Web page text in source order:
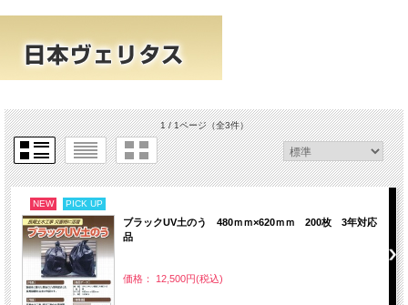
1 / 1ページ（全3件）
NEW PICK UP
ブラックUV土のう 480ｍｍ×620ｍｍ 200枚 3年対応
品
価格： 12,500円(税込)